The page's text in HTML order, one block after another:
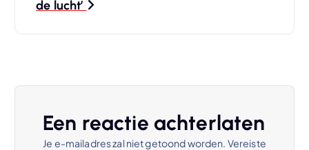
h
de lucht’
Een reactie achterlaten
Je e-mailadres zal niet getoond worden. Vereiste